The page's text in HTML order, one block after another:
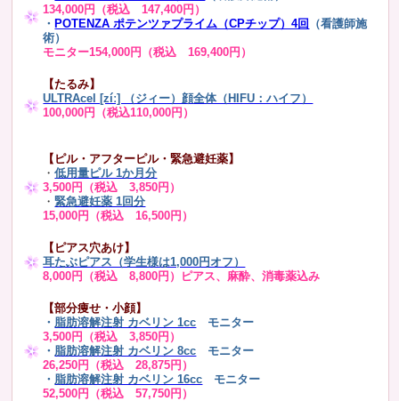
134,000円（税込 147,400円）
・ POTENZA ポテンツァプライム（CPチップ）4回
（看護師施
術）
モニター154,000円（税込 169,400円）
【たるみ】
ULTRAcel [zíː] （ジィー）顔全体（HIFU：ハイフ）
100,000円（税込110,000円）
【ピル・アフターピル・緊急避妊薬】
・低用量ピル 1か月分
3,500円（税込 3,850円）
・緊急避妊薬 1回分
15,000円（税込 16,500円）
【ピアス穴あけ】
耳たぶピアス（学生様は1,000円オフ）
8,000円（税込 8,800円）ピアス、麻酔、消毒薬込み
【部分痩せ・小顔】
・ 脂肪溶解注射 カベリン 1cc モニター
3,500円（税込 3,850円）
・ 脂肪溶解注射 カベリン 8cc モニター
26,250円（税込 28,875円）
・ 脂肪溶解注射 カベリン 16cc
モニター
52,500円（税込 57,750円）